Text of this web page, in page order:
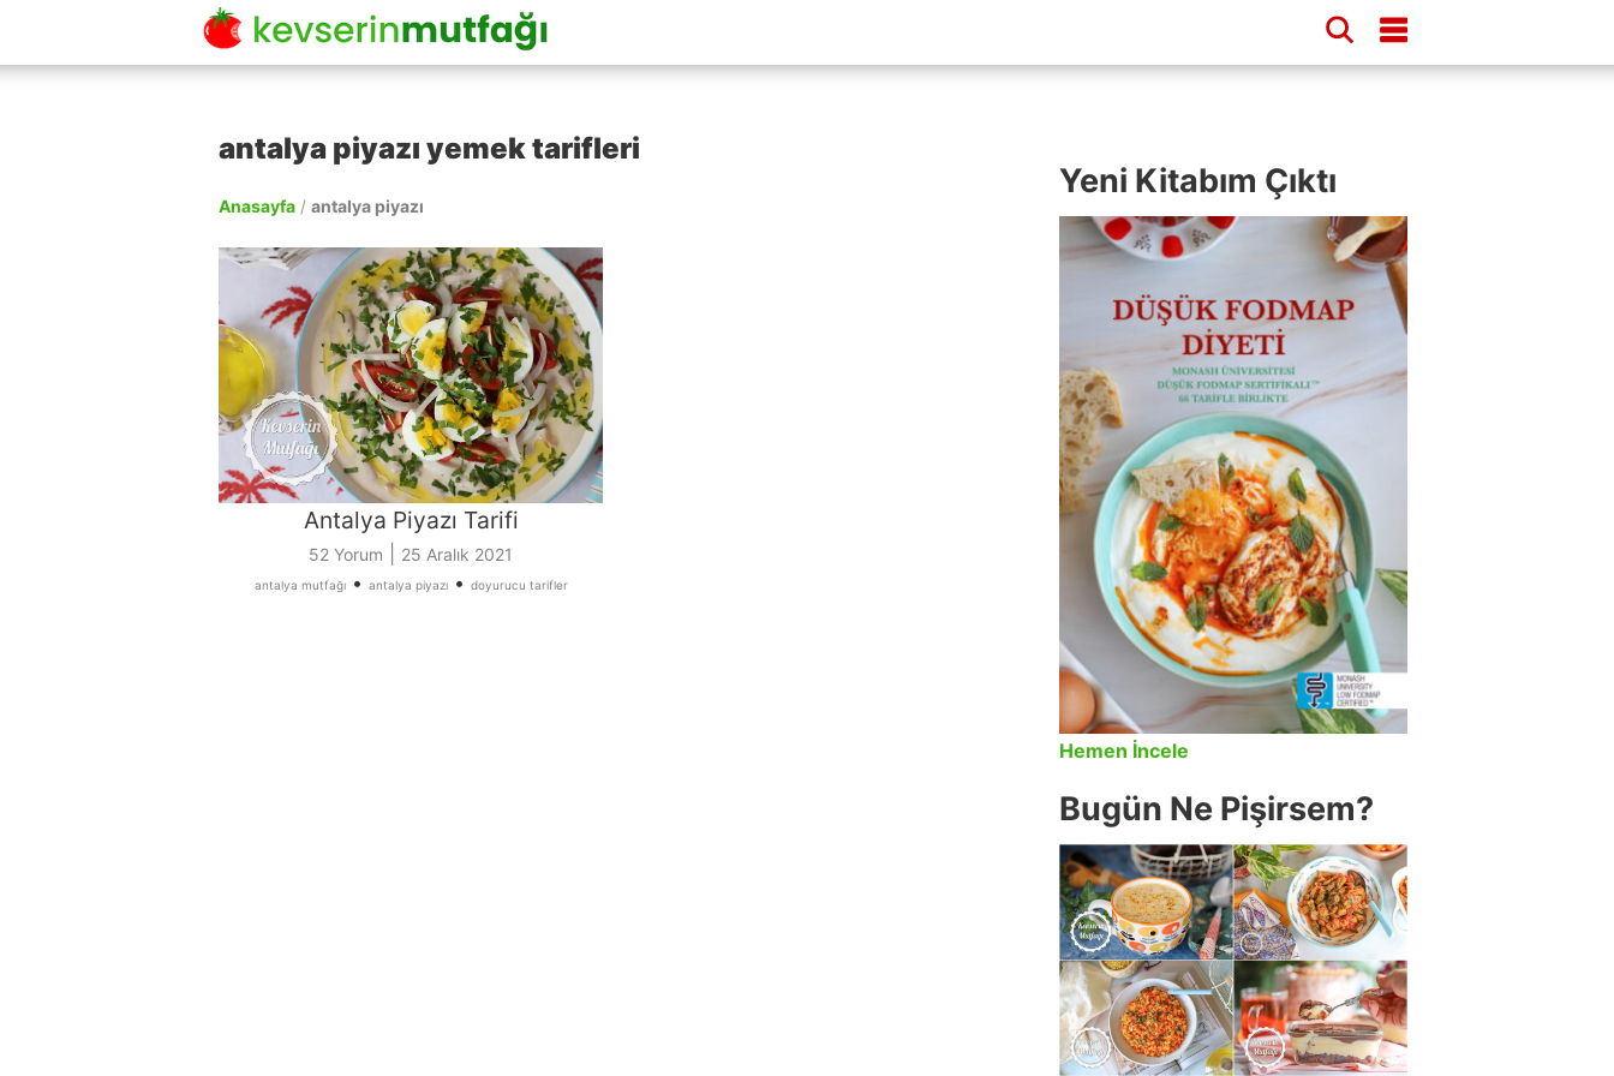
antalya piyazı yemek tarifleri
Anasayfa / antalya piyazı
Antalya Piyazı Tarifi
52 Yorum 25 Aralık 2021
antalya mutfağı• antalya piyazı• doyurucu tarifler
Yeni Kitabım Çıktı
Hemen İncele
Bugün Ne Pişirsem?